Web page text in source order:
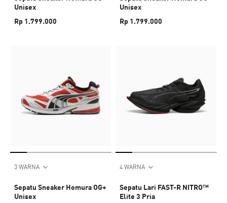
Unisex
Rp 1.799.000
Unisex
Rp 1.799.000
3 WARNA
Sepatu Sneaker Homura OG+
Unisex
4 WARNA
Sepatu Lari FAST-R NITRO™
Elite 3 Pria